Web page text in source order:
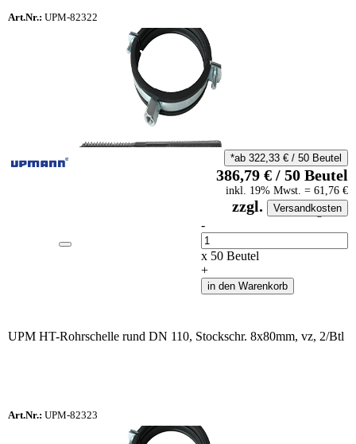
Art.Nr.: UPM-82322
auf Anfrageliste
-
Anzahl
x 50 Beutel
+
in den Warenkorb
*ab 322,33 €/ 50 Beutel
386,79 €/ 50 Beutel
inkl. 19% Mwst. = 61,76 €
zzgl. Versandkosten
UPM HT-Rohrschelle rund DN 110, Stockschr. 8x80mm, vz, 2/Btl
Art.Nr.: UPM-82323